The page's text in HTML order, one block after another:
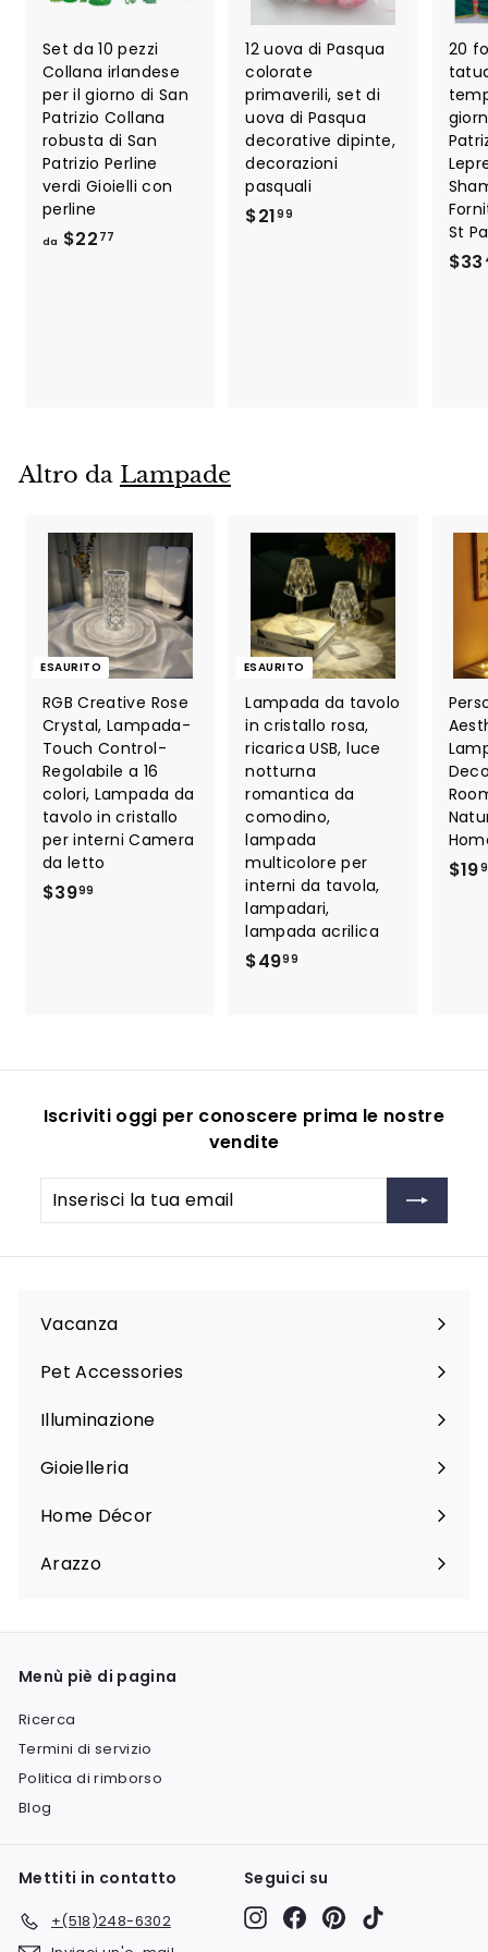
Set da 10 pezzi
Collana irlandese
per il giorno di San
Patrizio Collana
robusta di San
Patrizio Perline
verdi Gioielli con
perline
da $22 77
12 uova di Pasqua
colorate
primaverili, set di
uova di Pasqua
decorative dipinte,
decorazioni
pasquali
$2199
20
St
$33
Altro da Lampade
ESAURITO
RGB Creative Rose
Crystal, Lampada-
Touch Control-
Regolabile a 16
colori, Lampada da
tavolo in cristallo
per interni Camera
da letto
$3999
ESAURITO
Lampada da tavolo
in cristallo rosa,
ricarica USB, luce
notturna
romantica da
comodino,
lampada
multicolore per
interni da tavola,
lampadari,
lampada acrilica
$4999
9
$19
Iscriviti oggi per conoscere prima le nostre
vendite
Inserisci
la
email
Iscriviti
Vacanza
Espandi
sottomenu
Pet Accessories
Espandi
sottomenu
Illuminazione
Espandi
sottomenu
Gioielleria
Espandi
sottomenu
Home Décor
Espandi
sottomenu
Arazzo
Espandi
Menù piè di pagina
Ricerca
Termini di servizio
Politica di rimborso
Blog
Mettiti in contatto
+(518)248-6302
Seguici su
InstagramFacebook
Pinterest